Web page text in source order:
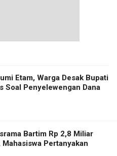
Etam, Warga Desak Bupati
Soal Penyelewengan Dana
Bartim Rp 2,8 Miliar
Pertanyakan